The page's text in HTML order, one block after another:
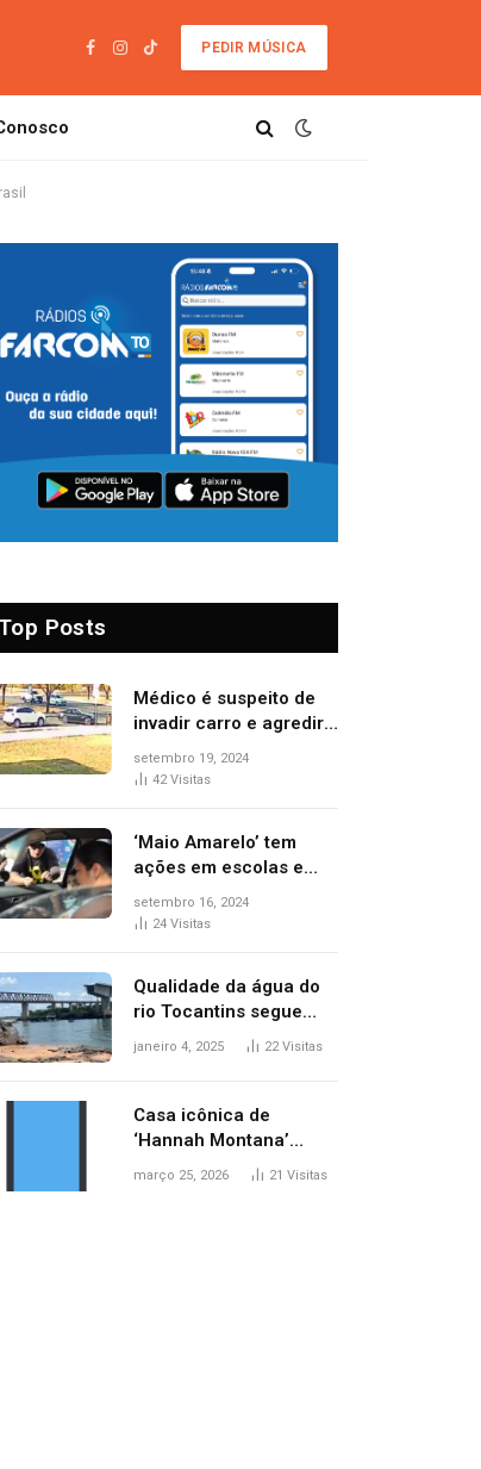
Facebook
Instagram
TikTok
PEDIR MÚSICA
Top Posts
Médico é suspeito de
invadir carro e agredir
delegado aposentado
durante confusão no
setembro 19, 2024
42Visitas
‘Maio Amarelo’ tem
ações em escolas e
ruas para prevenir
acidentes no trânsito
setembro 16, 2024
24 Visitas
Qualidade da água do
rio Tocantins segue
sem indicar alterações
afirma ANA
janeiro 4, 2025 22Visitas
Casa icônica de
‘Hannah Montana’
poderá ser alugada por
março 25, 2026 21 Visitas